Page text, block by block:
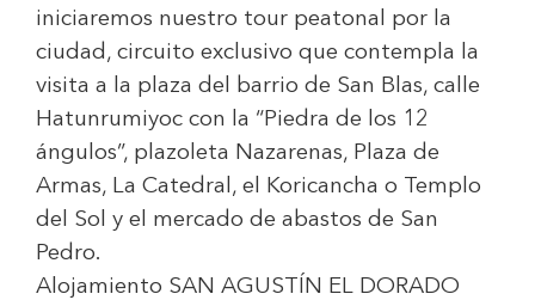
iniciaremos nuestro tour peatonal por la
ciudad, circuito exclusivo que contempla la
visita a la plaza del barrio de San Blas, calle
Hatunrumiyoc con la “Piedra de los 12
ángulos”, plazoleta Nazarenas, Plaza de
Armas, La Catedral, el Koricancha o Templo
del Sol y el mercado de abastos de San
Pedro.
Alojamiento SAN AGUSTÍN EL DORADO